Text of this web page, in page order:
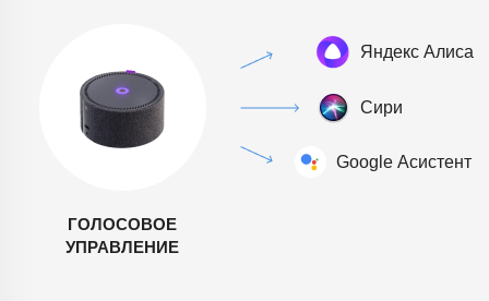
ГОЛОСОВОЕ
УПРАВЛЕНИЕ